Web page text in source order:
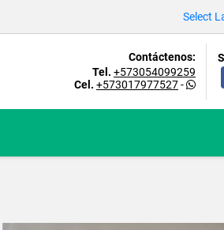
Select
Contáctenos:
Tel. +573054099259
Cel. +573017977527-